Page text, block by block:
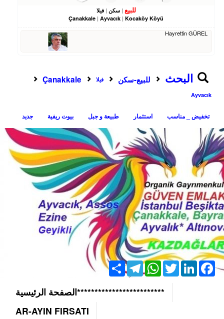
للبيع سكن
فيلا
Çanakkale
Ayvacık Kocaköy Köyü
Hayrettin GÜREL
البحث للبيع-سكن فيلا Çanakkale
Ayvacık
تخفيض _ مناسب استثمار طبيعة و جبل بيوت ريفية جديد
*************************الصفحة الرئيسية
AR-AYIN FIRSATI
Facebook
LinkedIn
Twitter
WhatsApp
Telegram
Share